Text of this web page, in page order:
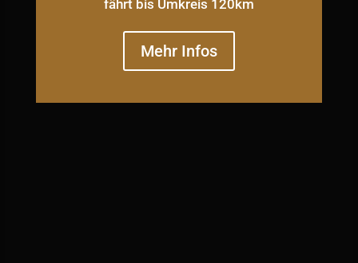
fährt bis Umkreis 120km
Mehr Infos